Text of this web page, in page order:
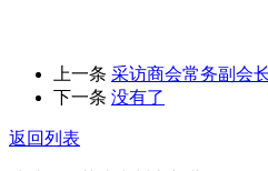
上一条 采访商会常务副会
下一条 没有了
返回列表